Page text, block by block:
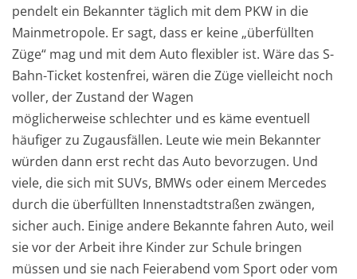
pendelt ein Bekannter täglich mit dem PKW in die
Mainmetropole. Er sagt, dass er keine „überfüllten
Züge“ mag und mit dem Auto flexibler ist. Wäre das S-
Bahn-Ticket kostenfrei, wären die Züge vielleicht noch
voller, der Zustand der Wagen
möglicherweise schlechter und es käme eventuell
häufiger zu Zugausfällen. Leute wie mein Bekannter
würden dann erst recht das Auto bevorzugen. Und
viele, die sich mit SUVs, BMWs oder einem Mercedes
durch die überfüllten Innenstadtstraßen zwängen,
sicher auch. Einige andere Bekannte fahren Auto, weil
sie vor der Arbeit ihre Kinder zur Schule bringen
müssen und sie nach Feierabend vom Sport oder vom